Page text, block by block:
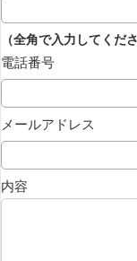
（全角で入力してくださ
電話番号
メールアドレス
内容